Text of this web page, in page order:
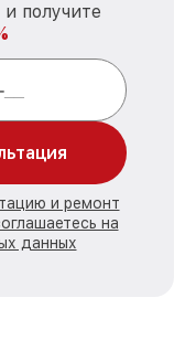
получите
и ремонт
на
данных